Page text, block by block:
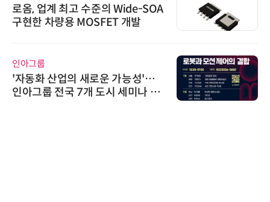
로옴, 업계 최고 수준의 Wide-SOA
구현한 차량용 MOSFET 개발
인아그룹
'자동화 산업의 새로운 가능성'…
인아그룹 전국 7개 도시 세미나 페